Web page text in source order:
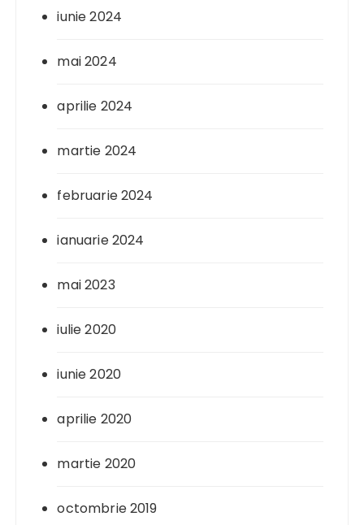
iunie 2024
mai 2024
aprilie 2024
martie 2024
februarie 2024
ianuarie 2024
mai 2023
iulie 2020
iunie 2020
aprilie 2020
martie 2020
octombrie 2019